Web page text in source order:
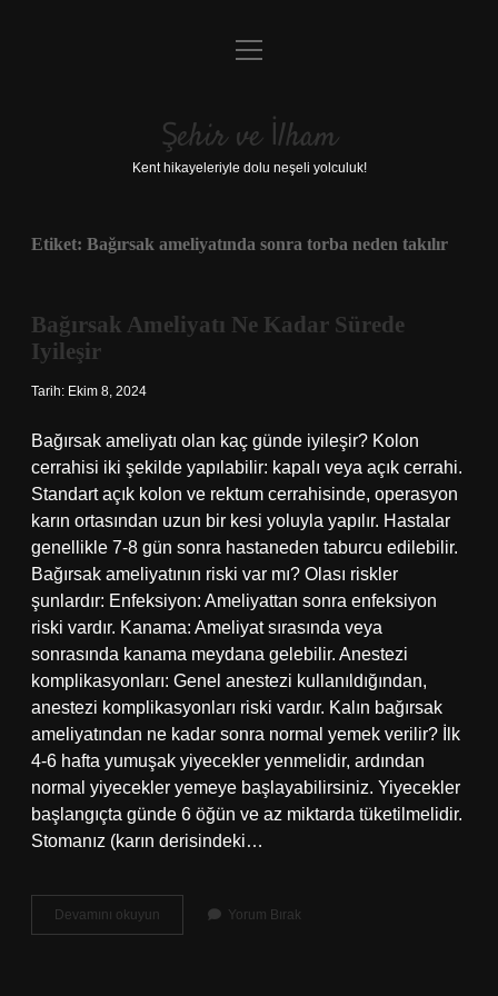
Anasayfa
Yasal Uyarı
menüyü
Şehir ve İlham
Kent hikayeleriyle dolu neşeli yolculuk!
Etiket: Bağırsak ameliyatında sonra torba neden takılır
Bağırsak Ameliyatı Ne Kadar Sürede
Iyileşir
Tarih: Ekim 8, 2024
Bağırsak ameliyatı olan kaç günde iyileşir? Kolon
cerrahisi iki şekilde yapılabilir: kapalı veya açık cerrahi.
Standart açık kolon ve rektum cerrahisinde, operasyon
karın ortasından uzun bir kesi yoluyla yapılır. Hastalar
genellikle 7-8 gün sonra hastaneden taburcu edilebilir.
Bağırsak ameliyatının riski var mı? Olası riskler
şunlardır: Enfeksiyon: Ameliyattan sonra enfeksiyon
riski vardır. Kanama: Ameliyat sırasında veya
sonrasında kanama meydana gelebilir. Anestezi
komplikasyonları: Genel anestezi kullanıldığından,
anestezi komplikasyonları riski vardır. Kalın bağırsak
ameliyatından ne kadar sonra normal yemek verilir? İlk
4-6 hafta yumuşak yiyecekler yenmelidir, ardından
normal yiyecekler yemeye başlayabilirsiniz. Yiyecekler
başlangıçta günde 6 öğün ve az miktarda tüketilmelidir.
Stomanız (karın derisindeki…
Devamını okuyun Bağırsak
Ameliyatı
Yorum Bırak